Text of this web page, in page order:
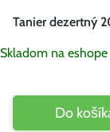
Tanier dezertný
Skladom na eshope
Do